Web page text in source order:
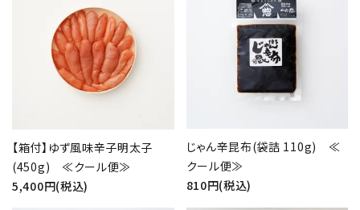
【箱付】ゆず風味辛子明太子
(450g) ≪クール便≫
5,400円(税込)
じゃん辛昆布(袋詰 110g) ≪
クール便≫
810円(税込)